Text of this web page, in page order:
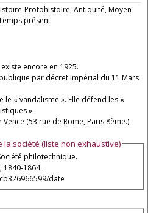
Protohistoire, Antiquité, Moyen
présent
encore en 1925.
par décret impérial du 11 Mars
« vandalisme ». Elle défend les «
».
(53 rue de Rome, Paris 8ème.)
la société (liste non exhaustive)
philotechnique.
1840-1864.
date